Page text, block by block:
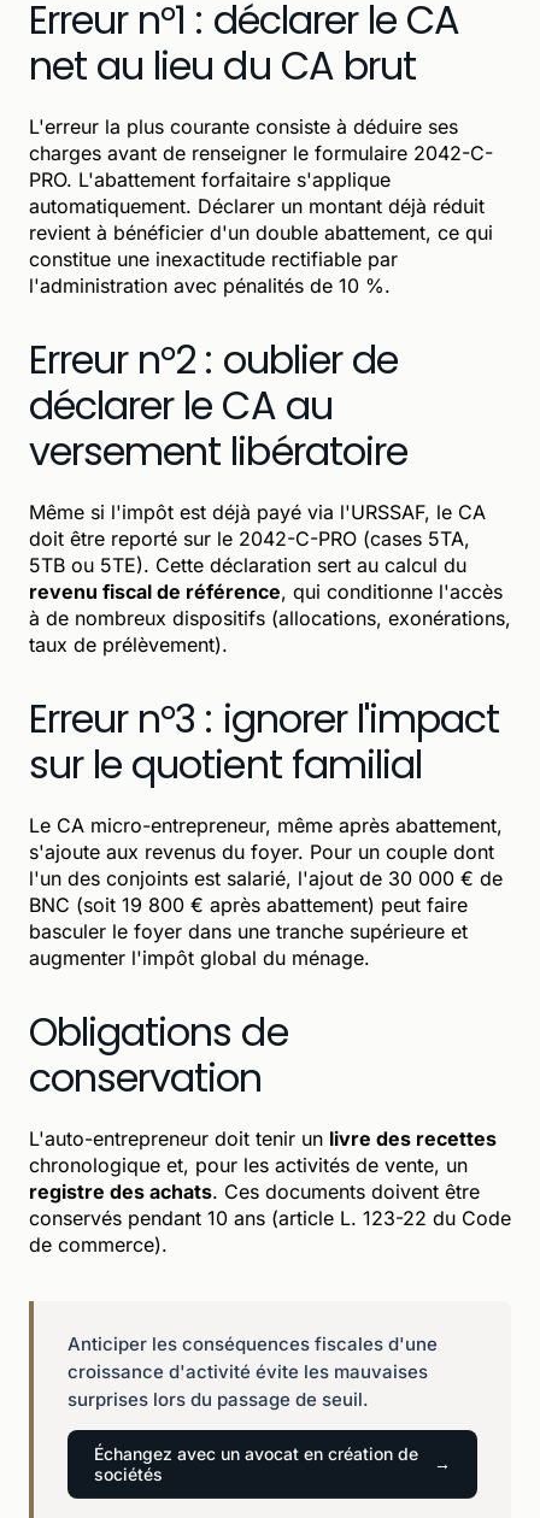
Erreur n°1 : déclarer le CA
net au lieu du CA brut
L'erreur la plus courante consiste à déduire ses
charges avant de renseigner le formulaire 2042-C-
PRO. L'abattement forfaitaire s'applique
automatiquement. Déclarer un montant déjà réduit
revient à bénéficier d'un double abattement, ce qui
constitue une inexactitude rectifiable par
l'administration avec pénalités de 10 %.
Erreur n°2 : oublier de
déclarer le CA au
versement libératoire
Même si l'impôt est déjà payé via l'URSSAF, le CA
doit être reporté sur le 2042-C-PRO (cases 5TA,
5TB ou 5TE). Cette déclaration sert au calcul du
revenu fiscal de référence, qui conditionne l'accès
à de nombreux dispositifs (allocations, exonérations,
taux de prélèvement).
Erreur n°3 : ignorer l'impact
sur le quotient familial
Le CA micro-entrepreneur, même après abattement,
s'ajoute aux revenus du foyer. Pour un couple dont
l'un des conjoints est salarié, l'ajout de 30 000 € de
BNC (soit 19 800 € après abattement) peut faire
basculer le foyer dans une tranche supérieure et
augmenter l'impôt global du ménage.
Obligations de
conservation
L'auto-entrepreneur doit tenir un livre des recettes
chronologique et, pour les activités de vente, un
registre des achats. Ces documents doivent être
conservés pendant 10 ans (article L. 123-22 du Code
de commerce).
Anticiper les conséquences fiscales d'une
croissance d'activité évite les mauvaises
surprises lors du passage de seuil.
Échangez avec un avocat en création de
sociétés